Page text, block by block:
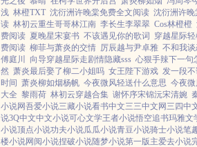
浅 林橙TXT 沈衍洲许晚棠免费全文阅读 沈衍洲许
读 林初云重生哥哥林江南 李长生李翠翠 Cos林橙橙
费阅读 夏晚星宋宴书 不该遇见你的歌词 穿越星际
费阅读 柳菲与萧炎的交情 厉辰越与尹卓雅 不和我
傅庭川
向导穿越星际走剧情隐藏sss 心狠手辣下一句
然 萧炎最后娶了柳二小姐吗 女王陛下游戏 发一段
时间 萧炎柳如烟杨帆 今夜微风轻送什么意思 今夜
大全 黎雨荷 林初云穿越合集 谢怀序宋锦沅宋清婉
小说网吾爱小说三藏小说看书中文三三中文网 三四中
说3Q中文中文小说可心文学王者小说悟空追书玛雅文
小说顶点小说功夫小说瓜瓜小说青豆小说骑士小说笔
楼小说网阅小说捏破小说随梦小说第一版主爱去小说